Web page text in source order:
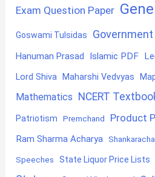
Exam Question Paper
Goswami Tulsidas Government
Hanuman Prasad Islamic PDF
Lord Shiva Maharshi Vedvyas
Mathematics NCERT
Patriotism Premchand Product
Ram Sharma Acharya
Speeches State Liquor Price Lists